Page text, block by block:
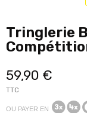
Tringlerie
59,90 €
TTC
OU PAYER EN